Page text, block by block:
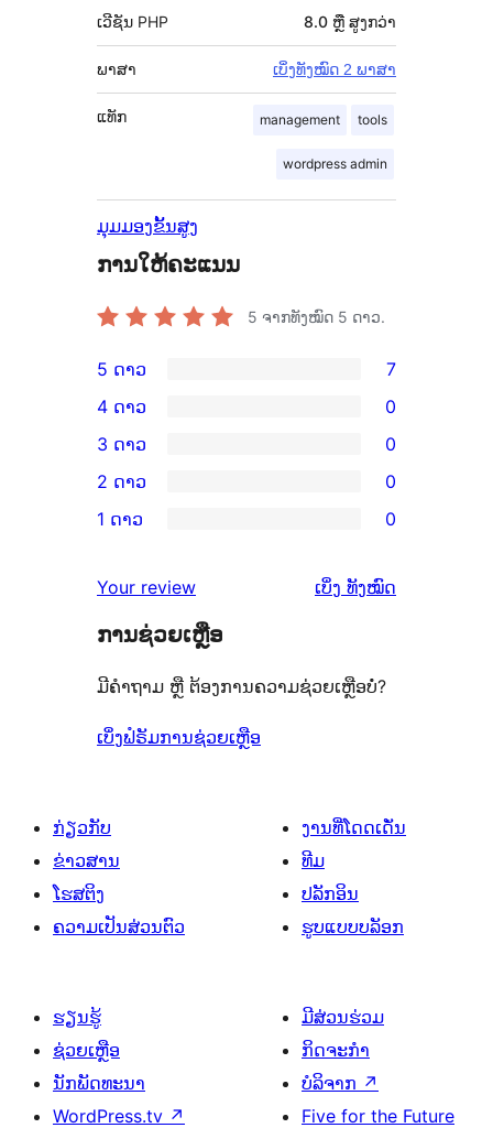
ເວີຊັນ PHP 8.0 ຫຼື ສູງກວ່າ
ພາສາ ເບິ່ງທັງໝົດ 2 ພາສາ
ແທັກ management tools
wordpress admin
ມຸມມອງຂັ້ນສູງ
ການໃຫ້ຄະແນນ
5 ຈາກທັງໝົດ 5 ດາວ.
ການ
ວິຈານ
5
ດາວ
ຈຳນວນ
ລາຍການ
5 ດາວ 7
ວິຈານ
4
ດາວ
0
ລາຍການ
4 ດາວ 0
ການ
ວິຈານ
3
ຈຳນວນ
0
3 ດາວ 0
ວິຈານ
ດາວ
ຈຳນວນ
ລາຍການ
2 ດາວ 0
1
ດາວ
0
ລາຍການ
1 ດາວ 0
Your review ເບິ່ງ ຄຳ
ທັງໝົດ
ການຊ່ວຍເຫຼືອ
ມີຄຳຖາມ ຫຼື ຕ້ອງການຄວາມຊ່ວຍເຫຼືອບໍ່?
ເບິ່ງຟໍຣັມການຊ່ວຍເຫຼືອ
ກ່ຽວກັບ
ຂ່າວສານ
ໂຮສຕິງ
ຄວາມເປັນສ່ວນຕົວ
ງານທີ່ໂດດເດັ່ນ
ທີມ
ປລັກອິນ
ຮູບແບບບລັອກ
ຮຽນຮູ້
ຊ່ວຍເຫຼືອ
ນັກພັດທະນາ
WordPress.tv ↗
ມີສ່ວນຮ່ວມ
ກິດຈະກຳ
ບໍລິຈາກ ↗
Five for the Future